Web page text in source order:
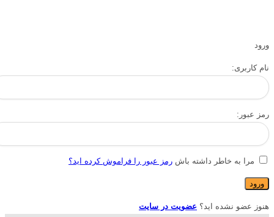
ورود
نام کاربری:
رمز عبور:
مرا به خاطر داشته باش رمز عبور را فراموش کرده اید؟
هنوز عضو نشده اید؟ عضویت در سایت